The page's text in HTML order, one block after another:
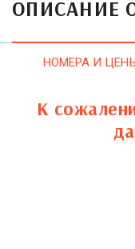
ОПИСАНИЕ
НОМЕРА И
К